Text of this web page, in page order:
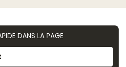
DANS LA PAGE